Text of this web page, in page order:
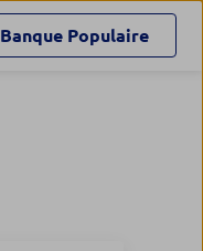
Banque Populaire